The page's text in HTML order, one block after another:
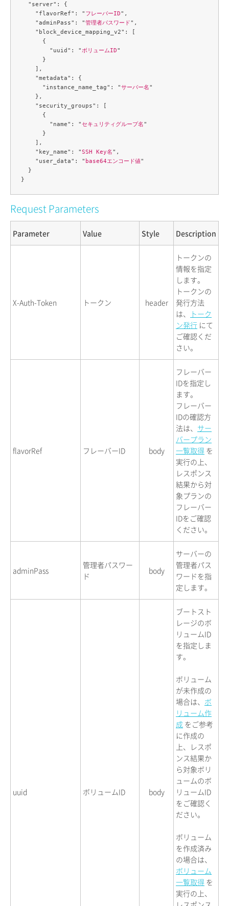
  "server": {
    "flavorRef": "
フレーバーID",
    "adminPass": "
管理者パスワード",
    "block_device_mapping_v2": [
      {
        "uuid": "
ボリュームID"
      }
    ],
    "metadata": {
      "instance_name_tag": "
サーバー名"
    },
    "security_groups": [
      {
        "name": "
セキュリティグループ名"
      }
    ],
    "key_name": "
SSH Key名",
    "user_data": "
base64エンコード値"
  }
Request Parameters
Parameter Value Style Description
X-Auth-Token トークン header
トークンの
情報を指定
します。
トークンの
発行方法
は、
トーク
ン発行 にて
ご確認くだ
さい。
flavorRef フレーバーID body
フレーバー
IDを指定し
ます。
フレーバー
IDの確認方
法は、 サー
バープラン
一覧取得 を
実行の上、
レスポンス
結果から対
象プランの
フレーバー
IDをご確認
ください。
adminPass
管理者パスワー
ド
body
サーバーの
管理者パス
ワードを指
定します。
uuid ボリュームID body
ブートスト
レージのボ
リュームID
を指定しま
す。
ボリューム
が未作成の
場合は、 ボ
リューム作
成 をご参考
に作成の
上、レスポ
ンス結果か
ら対象ボリ
ュームのボ
リュームID
をご確認く
ださい。
ボリューム
を作成済み
の場合は、
ボリューム
一覧取得 を
実行の上、